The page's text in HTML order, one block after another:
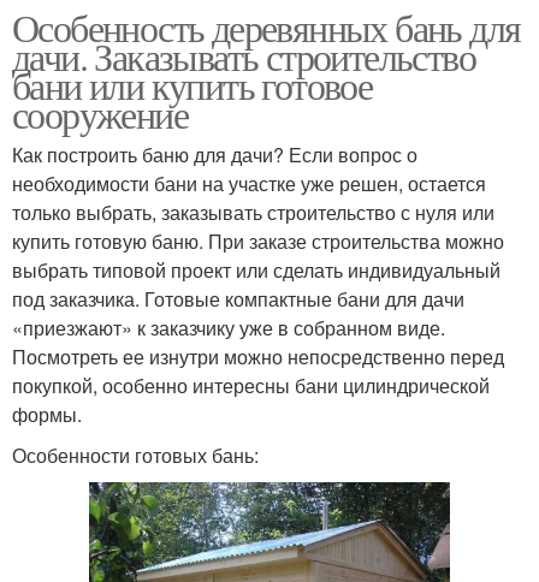
Особенность деревянных бань для
дачи. Заказывать строительство
бани или купить готовое
сооружение
Как построить баню для дачи? Если вопрос о
необходимости бани на участке уже решен, остается
только выбрать, заказывать строительство с нуля или
купить готовую баню. При заказе строительства можно
выбрать типовой проект или сделать индивидуальный
под заказчика. Готовые компактные бани для дачи
«приезжают» к заказчику уже в собранном виде.
Посмотреть ее изнутри можно непосредственно перед
покупкой, особенно интересны бани цилиндрической
формы.
Особенности готовых бань: